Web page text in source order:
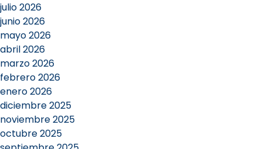
julio 2026
junio 2026
mayo 2026
abril 2026
marzo 2026
febrero 2026
enero 2026
diciembre 2025
noviembre 2025
octubre 2025